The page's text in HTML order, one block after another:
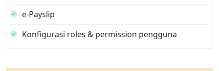
e-Payslip
Konfigurasi roles & permission pengguna